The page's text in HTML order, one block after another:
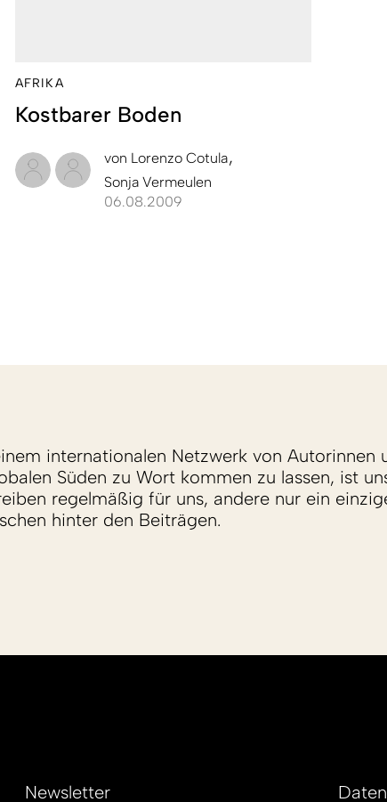
AFRIKA
Kostbarer Boden
von Lorenzo Cotula
Sonja Vermeulen
06.08.2009
internationalen Netzwerk von Autorinnen
Süden zu Wort kommen zu lassen, ist
regelmäßig für uns, andere nur ein
hinter den Beiträgen.
Newsletter